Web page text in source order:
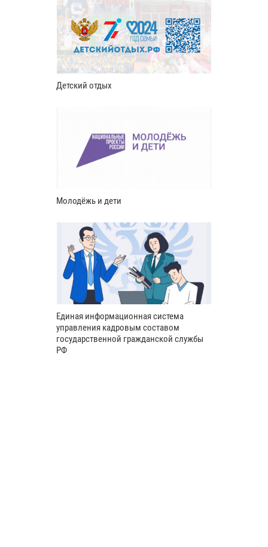
Детский отдых
Молодёжь и дети
Единая информационная система
управления кадровым составом
государственной гражданской службы
РФ